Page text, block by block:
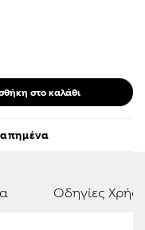
στο καλάθι
Οδηγίες